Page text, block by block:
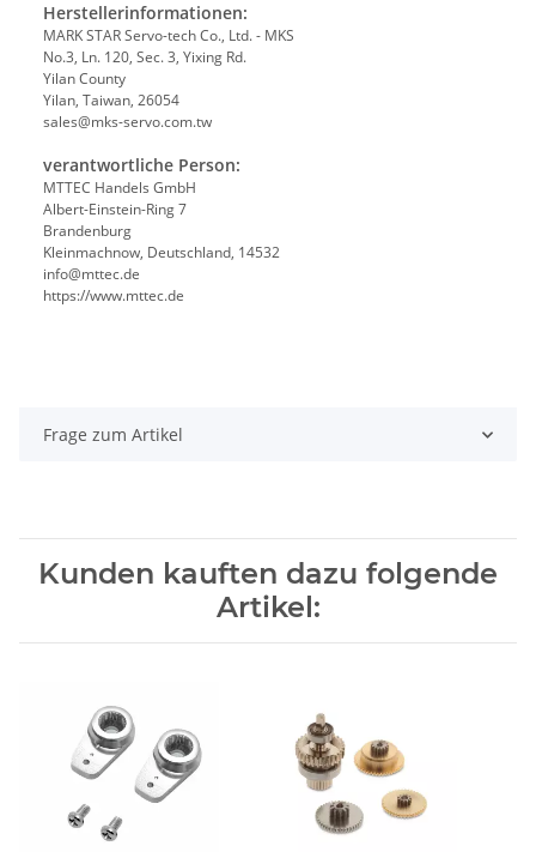
Herstellerinformationen:
MARK STAR Servo-tech Co., Ltd. - MKS
No.3, Ln. 120, Sec. 3, Yixing Rd.
Yilan County
Yilan, Taiwan, 26054
sales@mks-servo.com.tw
verantwortliche Person:
MTTEC Handels GmbH
Albert-Einstein-Ring 7
Brandenburg
Kleinmachnow, Deutschland, 14532
info@mttec.de
https://www.mttec.de
Frage zum Artikel
Kunden kauften dazu folgende
Artikel: